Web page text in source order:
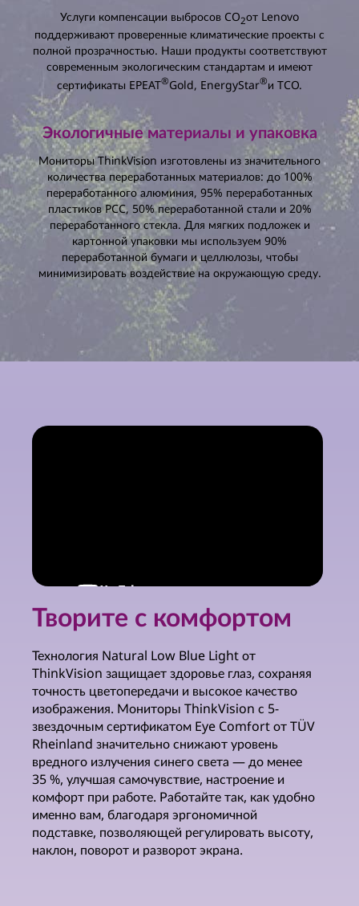
Услуги компенсации выбросов CO2от Lenovo
поддерживают проверенные климатические проекты с
полной прозрачностью. Наши продукты соответствуют
современным экологическим стандартам и имеют
сертификаты EPEAT®Gold, EnergyStar®и TCO.
Экологичные материалы и упаковка
Мониторы ThinkVision изготовлены из значительного
количества переработанных материалов: до 100%
переработанного алюминия, 95% переработанных
пластиков PCC, 50% переработанной стали и 20%
переработанного стекла. Для мягких подложек и
картонной упаковки мы используем 90%
переработанной бумаги и целлюлозы, чтобы
минимизировать воздействие на окружающую среду.
Творите с комфортом
Технология Natural Low Blue Light от
ThinkVision защищает здоровье глаз, сохраняя
точность цветопередачи и высокое качество
изображения. Мониторы ThinkVision с 5-
звездочным сертификатом Eye Comfort от TÜV
Rheinland значительно снижают уровень
вредного излучения синего света — до менее
35 %, улучшая самочувствие, настроение и
комфорт при работе. Работайте так, как удобно
именно вам, благодаря эргономичной
подставке, позволяющей регулировать высоту,
наклон, поворот и разворот экрана.